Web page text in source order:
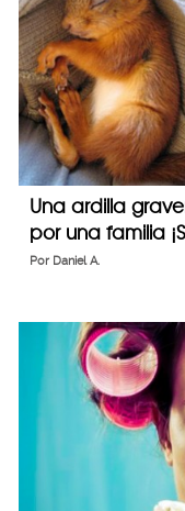
Una ardilla
por una familia
Por Daniel A.